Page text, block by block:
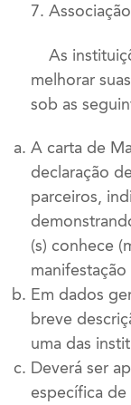
7.
As
melhorar
sob as
A carta de
declaração
parceiros,
(s) conhece
Em dados
breve
uma das
Deverá ser
específica